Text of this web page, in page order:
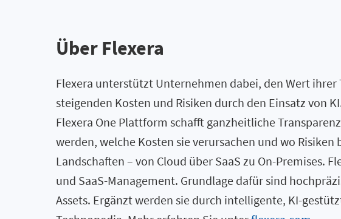
Über Flexera
Flexera unterstützt Unternehmen dabei, den Wert
steigenden Kosten und Risiken durch den Einsatz von
Flexera One Plattform schafft ganzheitliche
werden, welche Kosten sie verursachen und wo
Landschaften – von Cloud über SaaS zu On-Premises.
und SaaS-Management. Grundlage dafür sind
Assets. Ergänzt werden sie durch intelligente, KI-